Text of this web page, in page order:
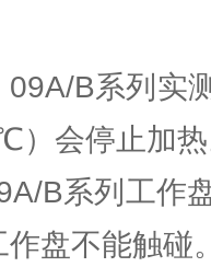
B系列实
）会停止加
B系列工作
盘不能触碰